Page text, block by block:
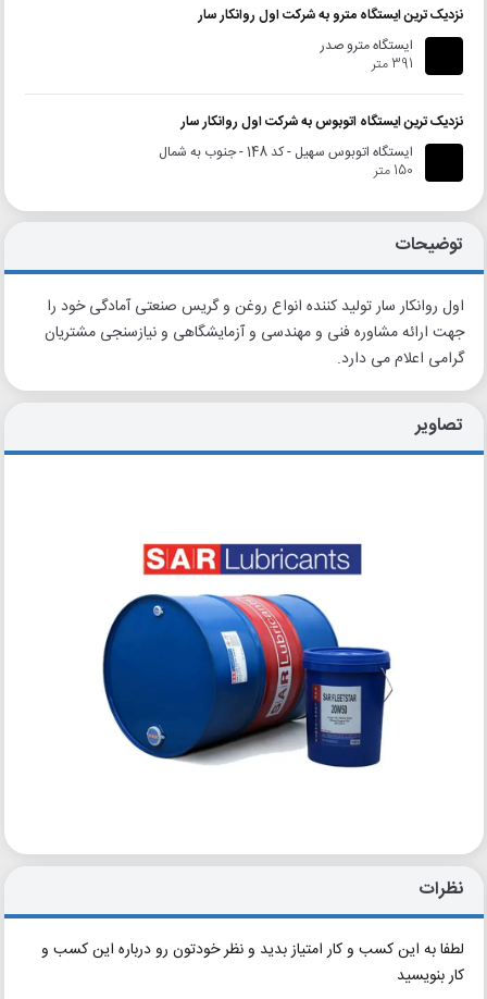
نزدیک ترین ایستگاه مترو به شرکت اول روانکار سار
ایستگاه مترو صدر
391 متر
نزدیک ترین ایستگاه اتوبوس به شرکت اول روانکار سار
ایستگاه اتوبوس سهیل - کد 148 - جنوب به شمال
150 متر
توضیحات
اول روانکار سار تولید کننده انواع روغن و گریس صنعتی آمادگی خود را
جهت ارائه مشاوره فنی و مهندسی و آزمایشگاهی و نیازسنجی مشتریان
گرامی اعلام می دارد.
تصاویر
نظرات
لطفا به این کسب و کار امتیاز بدید و نظر خودتون رو درباره این کسب و
کار بنویسید